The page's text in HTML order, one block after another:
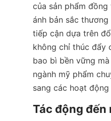
của sản phẩm đồng
ánh bản sắc thương
tiếp cận dựa trên
không chỉ thúc đẩy
bao bì bền vững
ngành mỹ phẩm
sang các hoạt động
Tác động đến